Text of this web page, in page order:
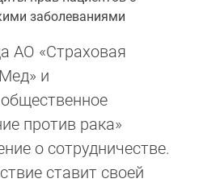
АО «Страховая
и
против рака»
о сотрудничестве.
ставит своей